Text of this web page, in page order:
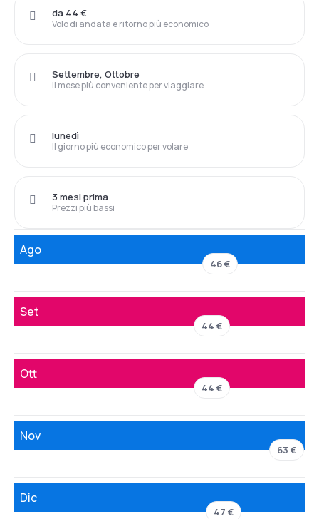
Volo di andata e ritorno più economico
da 44 €
Il mese più conveniente per viaggiare
Settembre, Ottobre
Il giorno più economico per volare
lunedì
Prezzi più bassi
3 mesi prima
Ago
46 €
Set
44 €
Ott
44 €
Nov
63 €
Dic
47 €